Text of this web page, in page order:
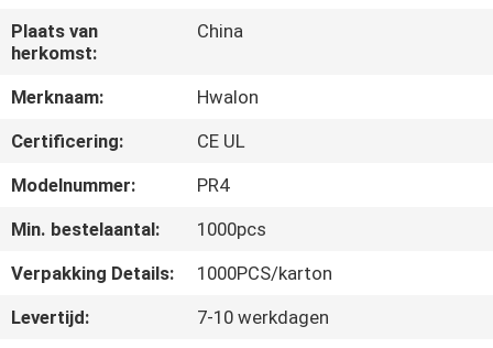
ONS
FABRIEKSTOCHT
KWALITEITSCONTROLE
NEEM
CONTACT
MET
Plaats van
herkomst:
China
Merknaam:
Hwalon
Certificering:
CE UL
Modelnummer:
PR4
Min. bestelaantal:
1000pcs
Verpakking Details:
1000PCS/karton
Levertijd:
7-10 werkdagen